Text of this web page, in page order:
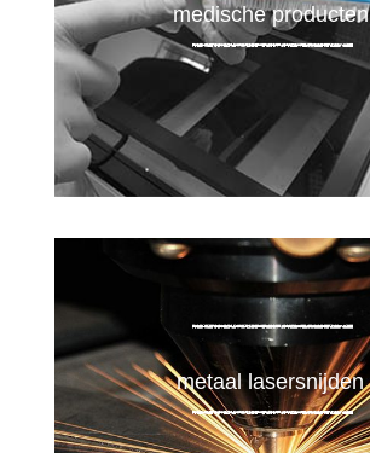
medische producten
metaal lasersnijden